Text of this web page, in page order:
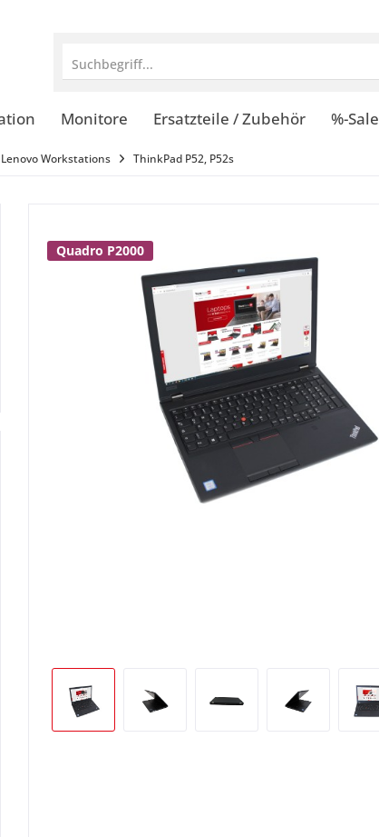
Suchbegriff...
Monitore Ersatzteile / Zubehör %-Sale
Lenovo Workstations ThinkPad P52, P52s
Quadro P2000